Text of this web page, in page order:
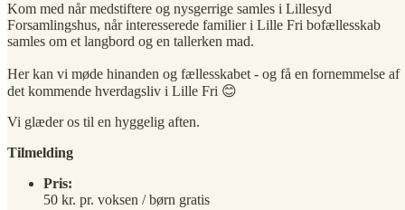
Kom med når medstiftere og nysgerrige samles i Lillesyd
Forsamlingshus, når interesserede familier i Lille Fri bofællesskab
samles om et langbord og en tallerken mad.
Her kan vi møde hinanden og fællesskabet - og få en fornemmelse af
det kommende hverdagsliv i Lille Fri 😊
Vi glæder os til en hyggelig aften.
Tilmelding
Pris:
50 kr. pr. voksen / børn gratis